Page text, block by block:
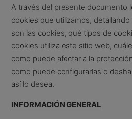
A través del presente documento
cookies que utilizamos,
son las cookies, qué tipos de
cookies utiliza este sitio web,
como puede afectar a la
como puede configurarlas o
así lo desea.
INFORMACIÓN GENERAL